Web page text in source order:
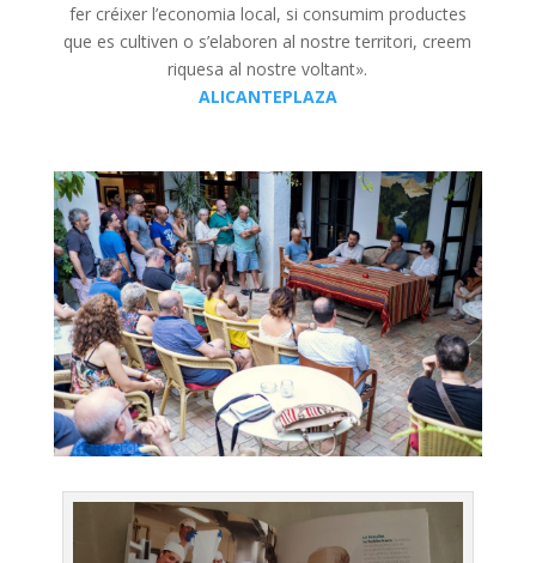
fer créixer l’economia local, si consumim productes
que es cultiven o s’elaboren al nostre territori, creem
riquesa al nostre voltant».
ALICANTEPLAZA